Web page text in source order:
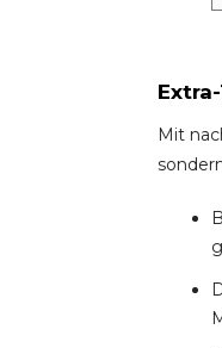
Mit